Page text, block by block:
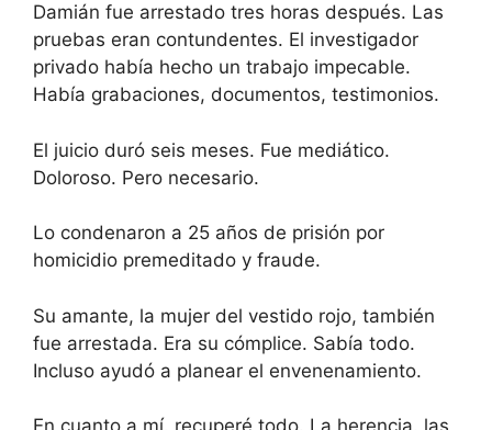
Damián fue arrestado tres horas después. Las
pruebas eran contundentes. El investigador
privado había hecho un trabajo impecable.
Había grabaciones, documentos, testimonios.
El juicio duró seis meses. Fue mediático.
Doloroso. Pero necesario.
Lo condenaron a 25 años de prisión por
homicidio premeditado y fraude.
Su amante, la mujer del vestido rojo, también
fue arrestada. Era su cómplice. Sabía todo.
Incluso ayudó a planear el envenenamiento.